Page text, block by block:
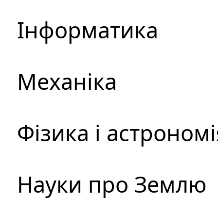
Інформатика
Механіка
Фізика і
Науки про Землю